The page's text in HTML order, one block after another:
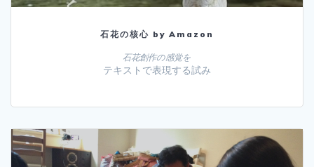
石花の核心 by Amazon
石花創作の感覚を
テキストで表現する試み